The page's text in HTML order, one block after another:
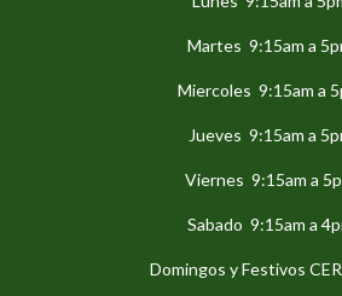
Martes 9:15am a
Miercoles 9:15am a
Jueves 9:15am a
Viernes 9:15am a
Sabado 9:15am a
Domingos y Festivos